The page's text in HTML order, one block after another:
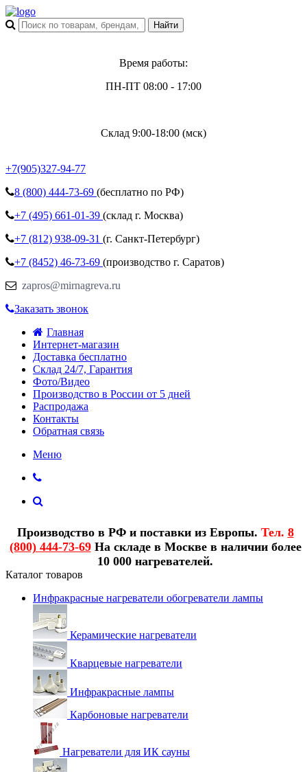
Время работы:
ПН-ПТ 08:00 - 17:00
Склад 9:00-18:00 (мск)
+7(905)327-94-77
8 (800) 444-73-69 (бесплатно по РФ)
+7 (495) 661-01-39 (склад г. Москва)
+7 (812) 938-09-31 (г. Санкт-Петербург)
+7 (8452) 46-73-69 (производство г. Саратов)
zapros@mirnagreva.ru
Заказать звонок
Главная
Интернет-магазин
Доставка бесплатно
Склад 24/7, Гарантия
Фото/Видео
Производство в России от 5 дней
Распродажа
Контакты
Обратная связь
Меню
Производство в РФ и поставки из Европы. Тел. 8
(800) 444-73-69На складе в Москве в наличии более
10 000 нагревателей.
Каталог товаров
Инфракрасные нагреватели обогреватели лампы
Керамические нагреватели
Кварцевые нагреватели
Инфракрасные лампы
Карбоновые нагреватели
Нагреватели для ИК сауны